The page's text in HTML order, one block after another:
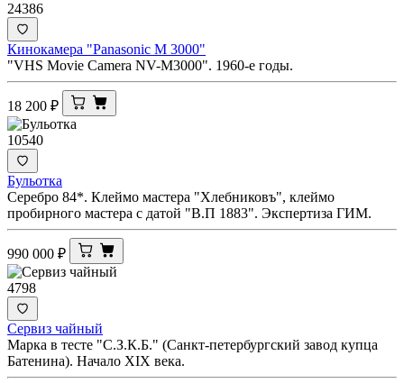
24386
Кинокамера "Panasonic M 3000"
"VHS Movie Camera NV-M3000". 1960-е годы.
18 200 ₽
10540
Бульотка
Серебро 84*. Клеймо мастера "Хлебниковъ", клеймо
пробирного мастера с датой "В.П 1883". Экспертиза ГИМ.
990 000 ₽
4798
Сервиз чайный
Марка в тесте "С.З.К.Б." (Санкт-петербургский завод купца
Батенина). Начало XIX века.